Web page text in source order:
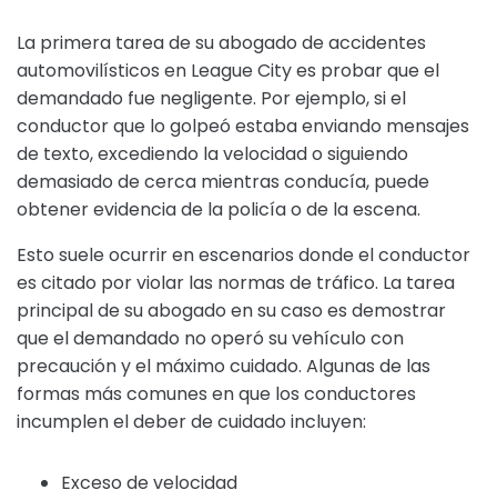
La primera tarea de su abogado de accidentes
automovilísticos en League City es probar que el
demandado fue negligente. Por ejemplo, si el
conductor que lo golpeó estaba enviando mensajes
de texto, excediendo la velocidad o siguiendo
demasiado de cerca mientras conducía, puede
obtener evidencia de la policía o de la escena.
Esto suele ocurrir en escenarios donde el conductor
es citado por violar las normas de tráfico. La tarea
principal de su abogado en su caso es demostrar
que el demandado no operó su vehículo con
precaución y el máximo cuidado. Algunas de las
formas más comunes en que los conductores
incumplen el deber de cuidado incluyen:
Exceso de velocidad